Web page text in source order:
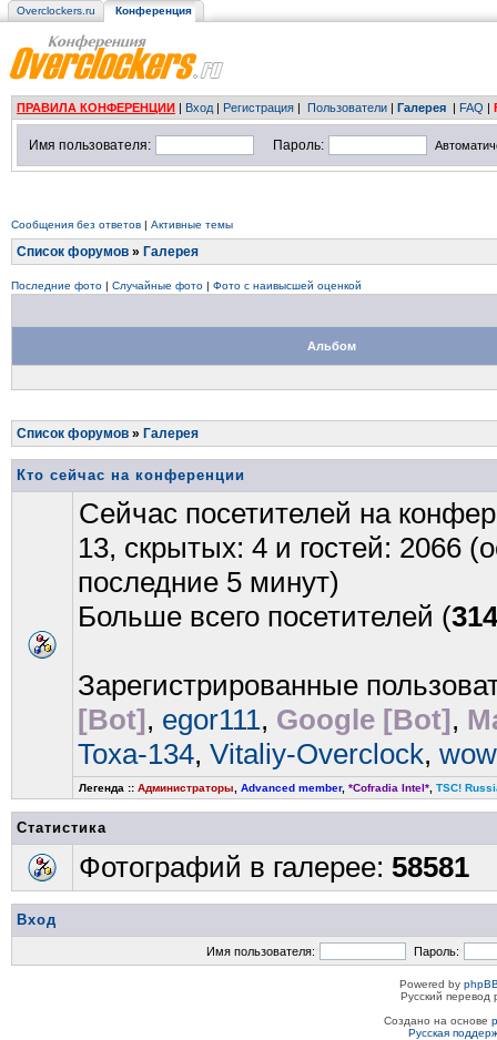
Overclockers.ru Конференция
ПРАВИЛА КОНФЕРЕНЦИИ | Вход | Регистрация | Пользователи | Галерея | FAQ |
Имя пользователя: Пароль:
Сообщения без ответов | Активные темы
Список форумов » Галерея
Последние фото | Случайные фото | Фото с наивысшей оценкой
Альбом
Список форумов » Галерея
Кто сейчас на конференции
Сейчас посетителей на
13, скрытых: 4 и гостей: 2066
последние 5 минут)
Больше всего посетителей (
Зарегистрированные
[Bot], egor111, Google [Bot],
Toxa-134, Vitaliy-Overclock,
Легенда :: Администраторы Advanced member, *Cofradia Intel* TSC!
Статистика
Фотографий в галерее: 58581
Вход
Имя пользователя: Пароль:
Powered by
Русский
Создано на основе
Русская